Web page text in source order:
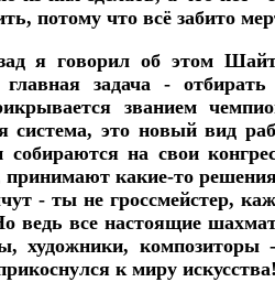
потому что всё забито
я говорил об этом
задача -
званием
система, это новый вид
собираются на свои
принимают какие-то
- ты не гроссмейстер,
ведь все настоящие
художники,
к миру